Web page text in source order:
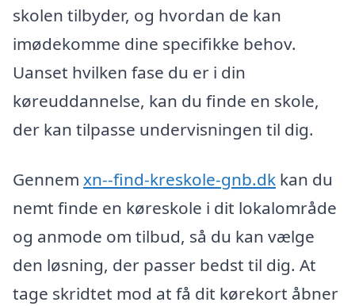
skolen tilbyder, og hvordan de kan
imødekomme dine specifikke behov.
Uanset hvilken fase du er i din
køreuddannelse, kan du finde en skole,
der kan tilpasse undervisningen til dig.
Gennem xn--find-kreskole-gnb.dk kan du
nemt finde en køreskole i dit lokalområde
og anmode om tilbud, så du kan vælge
den løsning, der passer bedst til dig. At
tage skridtet mod at få dit kørekort åbner